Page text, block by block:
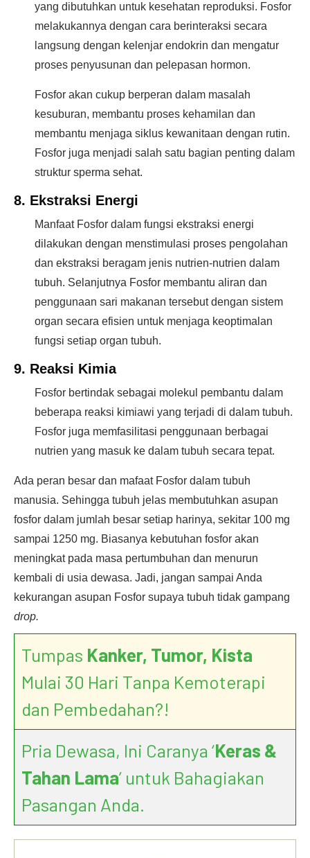
yang dibutuhkan untuk kesehatan reproduksi. Fosfor
melakukannya dengan cara berinteraksi secara
langsung dengan kelenjar endokrin dan mengatur
proses penyusunan dan pelepasan hormon.
Fosfor akan cukup berperan dalam masalah
kesuburan, membantu proses kehamilan dan
membantu menjaga siklus kewanitaan dengan rutin.
Fosfor juga menjadi salah satu bagian penting dalam
struktur sperma sehat.
8. Ekstraksi Energi
Manfaat Fosfor dalam fungsi ekstraksi energi
dilakukan dengan menstimulasi proses pengolahan
dan ekstraksi beragam jenis nutrien-nutrien dalam
tubuh. Selanjutnya Fosfor membantu aliran dan
penggunaan sari makanan tersebut dengan sistem
organ secara efisien untuk menjaga keoptimalan
fungsi setiap organ tubuh.
9. Reaksi Kimia
Fosfor bertindak sebagai molekul pembantu dalam
beberapa reaksi kimiawi yang terjadi di dalam tubuh.
Fosfor juga memfasilitasi penggunaan berbagai
nutrien yang masuk ke dalam tubuh secara tepat.
Ada peran besar dan mafaat Fosfor dalam tubuh
manusia. Sehingga tubuh jelas membutuhkan asupan
fosfor dalam jumlah besar setiap harinya, sekitar 100 mg
sampai 1250 mg. Biasanya kebutuhan fosfor akan
meningkat pada masa pertumbuhan dan menurun
kembali di usia dewasa. Jadi, jangan sampai Anda
kekurangan asupan Fosfor supaya tubuh tidak gampang
drop.
Tumpas Kanker, Tumor, Kista
Mulai 30 Hari Tanpa Kemoterapi
dan Pembedahan?!
Pria Dewasa, Ini Caranya ‘Keras &
Tahan Lama’ untuk Bahagiakan
Pasangan Anda.